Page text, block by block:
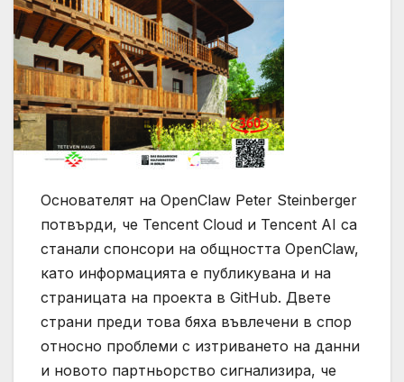
Основателят на OpenClaw Peter Steinberger
потвърди, че Tencent Cloud и Tencent AI са
станали спонсори на общността OpenClaw,
като информацията е публикувана и на
страницата на проекта в GitHub. Двете
страни преди това бяха въвлечени в спор
относно проблеми с изтриването на данни
и новото партньорство сигнализира, че